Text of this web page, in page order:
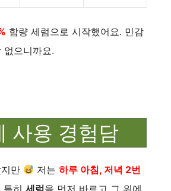
함량 세럼으로 시작했어요. 민감
없으니까요.
사용 경험담
만 저는하루 아침, 저녁 2번
특히 세럼을 먼저 바르고 그 위에